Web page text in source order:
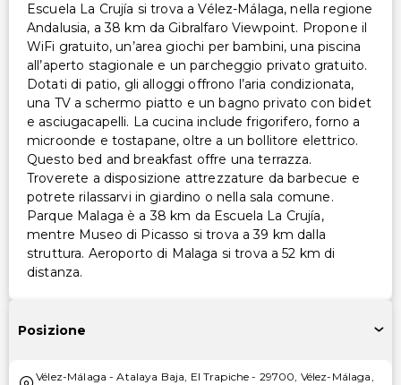
Escuela La Crujía si trova a Vélez-Málaga, nella regione
Andalusia, a 38 km da Gibralfaro Viewpoint. Propone il
WiFi gratuito, un’area giochi per bambini, una piscina
all’aperto stagionale e un parcheggio privato gratuito.
Dotati di patio, gli alloggi offrono l’aria condizionata,
una TV a schermo piatto e un bagno privato con bidet
e asciugacapelli. La cucina include frigorifero, forno a
microonde e tostapane, oltre a un bollitore elettrico.
Questo bed and breakfast offre una terrazza.
Troverete a disposizione attrezzature da barbecue e
potrete rilassarvi in giardino o nella sala comune.
Parque Malaga è a 38 km da Escuela La Crujía,
mentre Museo di Picasso si trova a 39 km dalla
struttura. Aeroporto di Malaga si trova a 52 km di
distanza.
Posizione
Vélez-Málaga -Atalaya Baja, El Trapiche - 29700, Vélez-Málaga,